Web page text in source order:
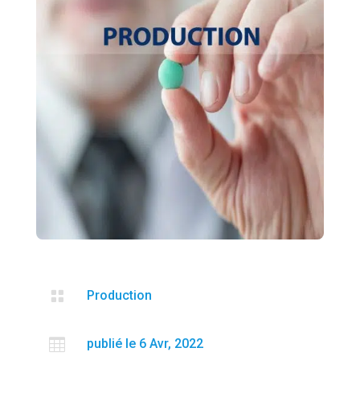
 Production
 publié le 6 Avr, 2022